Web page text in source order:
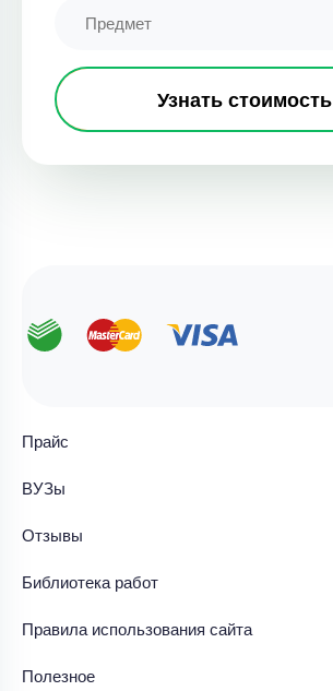
Узнать стоимость
Прайс
ВУЗы
Отзывы
Библиотека работ
Правила использования сайта
Полезное